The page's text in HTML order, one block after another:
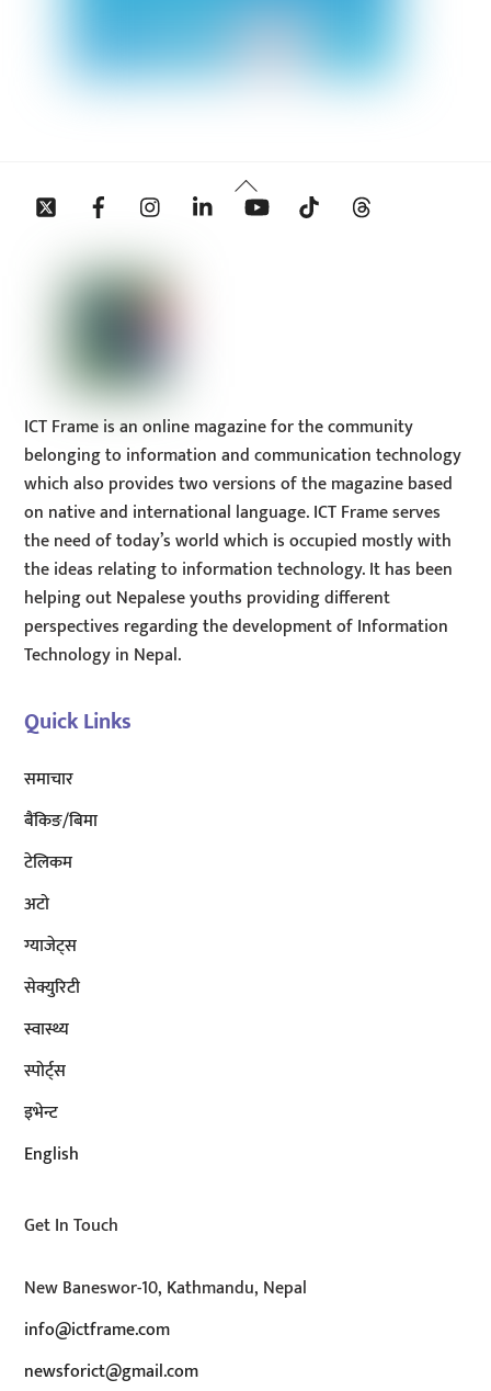
Back
To
Twitter Facebook InstagramLinkedin YouTube Tiktok
ICT Frame is an online magazine for the community
belonging to information and communication technology
which also provides two versions of the magazine based
on native and international language. ICT Frame serves
the need of today’s world which is occupied mostly with
the ideas relating to information technology. It has been
helping out Nepalese youths providing different
perspectives regarding the development of Information
Technology in Nepal.
Quick Links
समाचार
बैंकिङ/बिमा
टेलिकम
अटाे
ग्याजेट्स
सेक्युरिटी
स्वास्थ्य
स्पोर्ट्स
इभेन्ट
English
Get In Touch
New Baneswor-10, Kathmandu, Nepal
info@ictframe.com
newsforict@gmail.com